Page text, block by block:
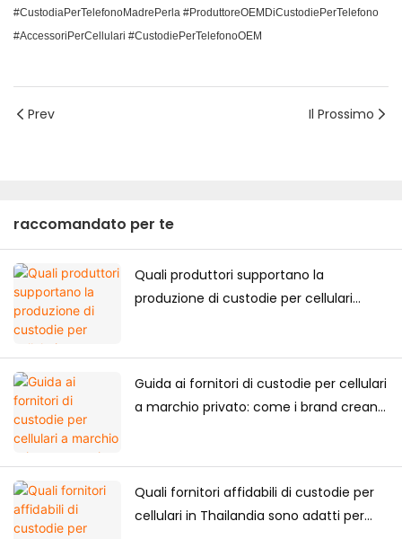
#CustodiaPerTelefonoMadrePerla #ProduttoreOEMDiCustodiePerTelefono
#AccessoriPerCellulari #CustodiePerTelefonoOEM
Prev Il Prossimo
raccomandato per te
Quali produttori supportano la
produzione di custodie per cellulari
Guida ai fornitori di custodie per cellulari
a marchio privato: come i brand creano
Quali fornitori affidabili di custodie per
cellulari in Thailandia sono adatti per